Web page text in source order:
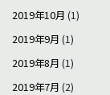
2019年10月 (1)
2019年9月 (1)
2019年8月 (1)
2019年7月 (2)